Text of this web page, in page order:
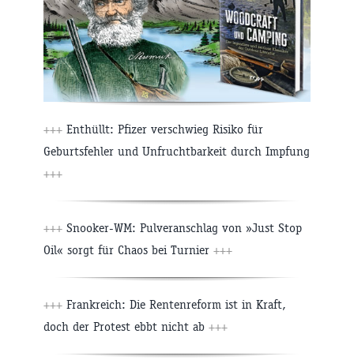
+++ Enthüllt: Pfizer verschwieg Risiko für
Geburtsfehler und Unfruchtbarkeit durch Impfung
+++
+++ Snooker-WM: Pulveranschlag von »Just Stop
Oil« sorgt für Chaos bei Turnier +++
+++ Frankreich: Die Rentenreform ist in Kraft,
doch der Protest ebbt nicht ab +++